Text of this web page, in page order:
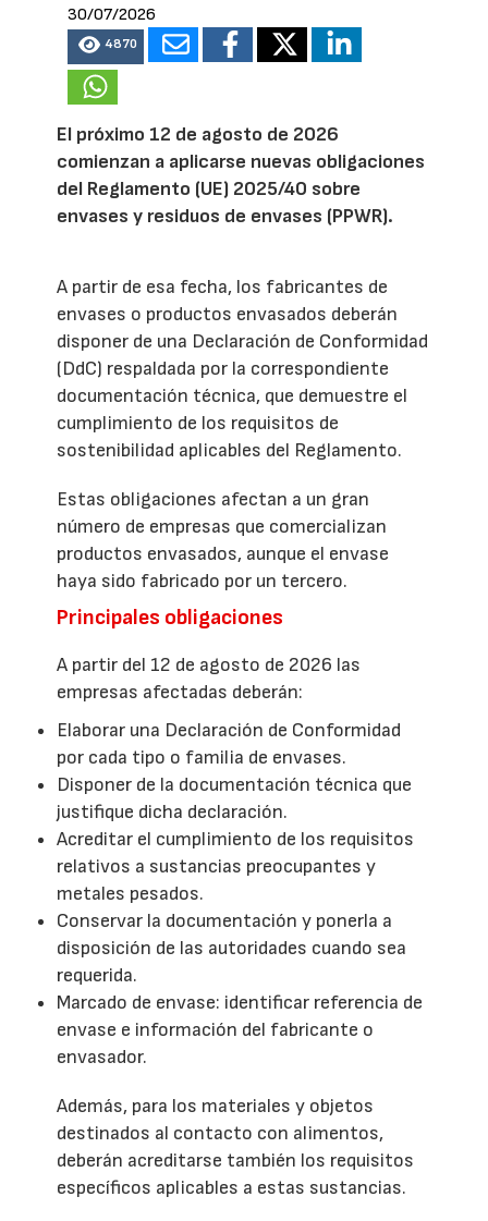
30/07/2026
4870
El próximo 12 de agosto de 2026
comienzan a aplicarse nuevas obligaciones
del Reglamento (UE) 2025/40 sobre
envases y residuos de envases (PPWR).
A partir de esa fecha, los fabricantes de
envases o productos envasados deberán
disponer de una Declaración de Conformidad
(DdC) respaldada por la correspondiente
documentación técnica, que demuestre el
cumplimiento de los requisitos de
sostenibilidad aplicables del Reglamento.
Estas obligaciones afectan a un gran
número de empresas que comercializan
productos envasados, aunque el envase
haya sido fabricado por un tercero.
Principales obligaciones
A partir del 12 de agosto de 2026 las
empresas afectadas deberán:
Elaborar una Declaración de Conformidad
por cada tipo o familia de envases.
Disponer de la documentación técnica que
justifique dicha declaración.
Acreditar el cumplimiento de los requisitos
relativos a sustancias preocupantes y
metales pesados.
Conservar la documentación y ponerla a
disposición de las autoridades cuando sea
requerida.
Marcado de envase: identificar referencia de
envase e información del fabricante o
envasador.
Además, para los materiales y objetos
destinados al contacto con alimentos,
deberán acreditarse también los requisitos
específicos aplicables a estas sustancias.